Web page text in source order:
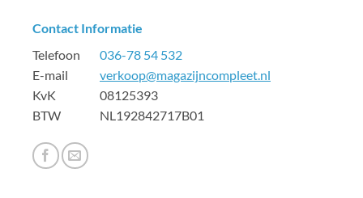
Contact Informatie
Telefoon 036-78 54 532
E-mail verkoop@magazijncompleet.nl
KvK 08125393
BTW NL192842717B01